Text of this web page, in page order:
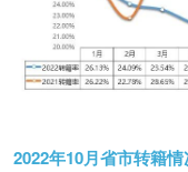
2022年10月省市转籍情